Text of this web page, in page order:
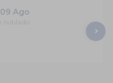
09 Ago